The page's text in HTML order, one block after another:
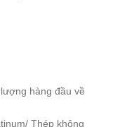
hàng đầu về
Thép không